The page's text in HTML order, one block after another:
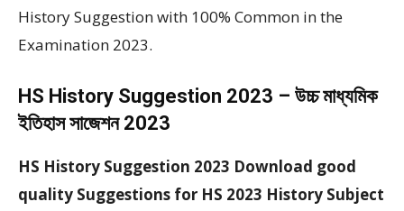
History Suggestion with 100% Common in the
Examination 2023.
HS History Suggestion 2023 – উচ্চ মাধ্যমিক
ইতিহাস সাজেশন 2023
HS History Suggestion 2023 Download good
quality Suggestions for HS 2023 History Subject